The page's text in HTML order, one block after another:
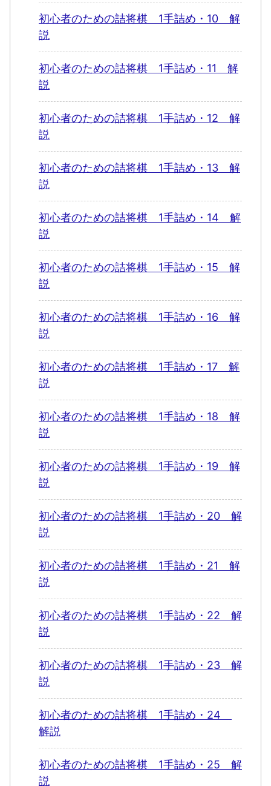
初心者のための詰将棋 1手詰め・10 解
説
初心者のための詰将棋 1手詰め・11 解
説
初心者のための詰将棋 1手詰め・12 解
説
初心者のための詰将棋 1手詰め・13 解
説
初心者のための詰将棋 1手詰め・14 解
説
初心者のための詰将棋 1手詰め・15 解
説
初心者のための詰将棋 1手詰め・16 解
説
初心者のための詰将棋 1手詰め・17 解
説
初心者のための詰将棋 1手詰め・18 解
説
初心者のための詰将棋 1手詰め・19 解
説
初心者のための詰将棋 1手詰め・20 解
説
初心者のための詰将棋 1手詰め・21 解
説
初心者のための詰将棋 1手詰め・22 解
説
初心者のための詰将棋 1手詰め・23 解
説
初心者のための詰将棋 1手詰め・24
解説
初心者のための詰将棋 1手詰め・25 解
説